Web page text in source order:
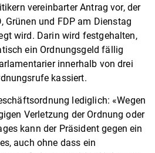
vereinbarter Antrag vor, der
Grünen und FDP am Dienstag
wird. Darin wird festgehalten,
ein Ordnungsgeld fällig
innerhalb von drei
kassiert.
lediglich: «Wegen
Verletzung der Ordnung oder
kann der Präsident gegen ein
auch ohne dass ein